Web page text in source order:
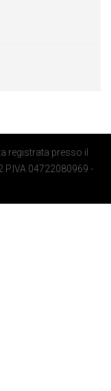
registrata presso il
P.IVA 04722080969 -